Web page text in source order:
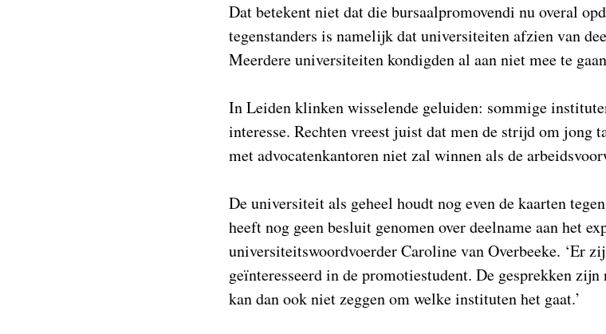
Dat betekent niet dat die bursaalpromovendi nu overal
tegenstanders is namelijk dat universiteiten afzien van
Meerdere universiteiten kondigden al aan niet mee te
In Leiden klinken wisselende geluiden: sommige
interesse. Rechten vreest juist dat men de strijd om jong
met advocatenkantoren niet zal winnen als de
De universiteit als geheel houdt nog even de kaarten
heeft nog geen besluit genomen over deelname aan het
universiteitswoordvoerder Caroline van Overbeeke. ‘Er
geïnteresseerd in de promotiestudent. De gesprekken
kan dan ook niet zeggen om welke instituten het gaat.’